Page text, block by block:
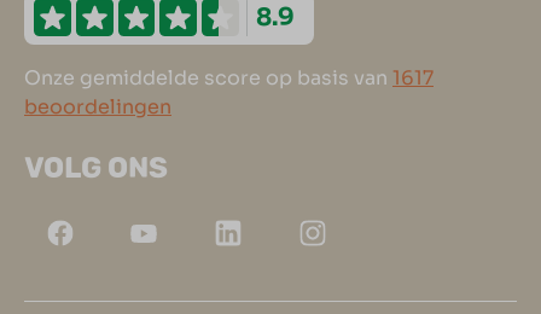
8.9
Onze gemiddelde score op basis van 1617
beoordelingen
VOLG ONS